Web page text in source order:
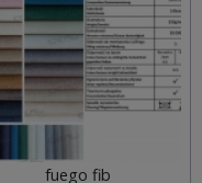
fuego fib